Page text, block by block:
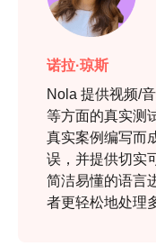
诺拉·琼斯
Nola 提供视频/
等方面的真实测
真实案例编写而
误，并提供切实
简洁易懂的语言
者更轻松地处理